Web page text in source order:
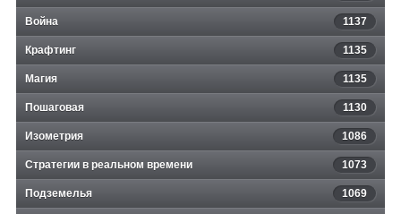
Война 1137
Крафтинг 1135
Магия 1135
Пошаговая 1130
Изометрия 1086
Стратегии в реальном времени 1073
Подземелья 1069